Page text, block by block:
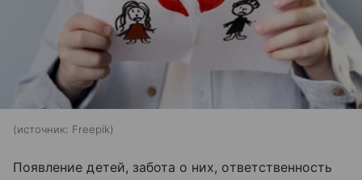
источник: Freepik
Появление детей, забота о них, ответственность